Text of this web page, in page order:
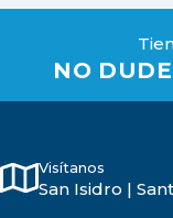
NO
Visítanos
San Isidro |